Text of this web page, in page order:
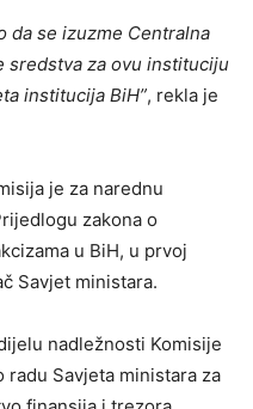
da se izuzme Centralna
sredstva za ovu instituciju
institucija BiH”, rekla je
je za narednu
zakona o
u BiH, u prvoj
Savjet ministara.
nadležnosti Komisije
Savjeta ministara za